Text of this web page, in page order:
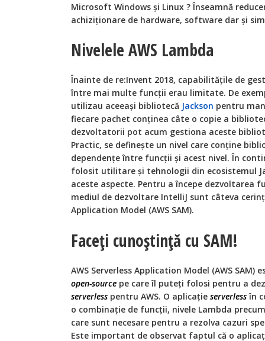
Microsoft Windows și Linux ? Înseamnă
achiziționare de hardware, software dar și
Nivelele AWS Lambda
Înainte de re:Invent 2018, capabilitățile de
între mai multe funcții erau limitate. De
utilizau aceeași bibliotecă Jackson pentru
fiecare pachet conținea câte o copie a
dezvoltatorii pot acum gestiona aceste
Practic, se definește un nivel care conține
dependențe între funcții și acest nivel. În
folosit utilitare și tehnologii din ecosistemul
aceste aspecte. Pentru a începe dezvoltarea
mediul de dezvoltare IntelliJ sunt câteva
Application Model (AWS SAM).
Faceți cunoștință cu SAM!
AWS Serverless Application Model (AWS SAM)
open-source pe care îl puteți folosi pentru a
serverless pentru AWS. O aplicație serverlessîn
o combinație de funcții, nivele Lambda
care sunt necesare pentru a rezolva cazuri
Este important de observat faptul că o